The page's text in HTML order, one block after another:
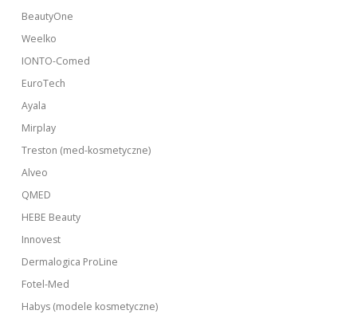
BeautyOne
Weelko
IONTO-Comed
EuroTech
Ayala
Mirplay
Treston (med-kosmetyczne)
Alveo
QMED
HEBE Beauty
Innovest
Dermalogica ProLine
Fotel-Med
Habys (modele kosmetyczne)